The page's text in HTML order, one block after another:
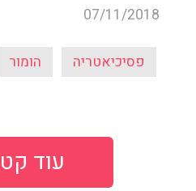
07/11/2018
פסיכיאטריה הומור
עוד